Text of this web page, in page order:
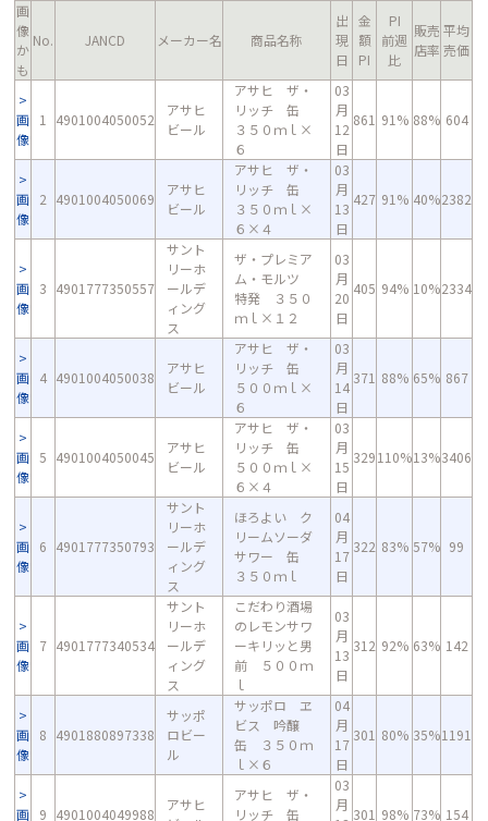
画
像
か
も
No. JANCD メーカー名 商品名称
出
現
日
金
額
PI
PI
前週
比
販売
店率
平均
売価
画
像
1 4901004050052
アサヒ
ビール
アサヒ ザ・
リッチ 缶
３５０ｍｌ×
６
03
月
12
日
861 91% 88% 604
画
像
2 4901004050069
アサヒ
ビール
アサヒ ザ・
リッチ 缶
３５０ｍｌ×
６×４
03
月
13
日
427 91% 40%2382
画
像
3 4901777350557
サント
リーホ
ールデ
ィング
ス
ザ・プレミア
ム・モルツ
特発 ３５０
ｍｌ×１２
03
月
20
日
405 94% 10%2334
画
像
4 4901004050038
アサヒ
ビール
アサヒ ザ・
リッチ 缶
５００ｍｌ×
６
03
月
14
日
371 88% 65% 867
画
像
5 4901004050045
アサヒ
ビール
アサヒ ザ・
リッチ 缶
５００ｍｌ×
６×４
03
月
15
日
329110%13%3406
画
像
6 4901777350793
サント
リーホ
ールデ
ィング
ス
ほろよい ク
リームソーダ
サワー 缶
３５０ｍｌ
04
月
17
日
322 83% 57% 99
画
像
7 4901777340534
サント
リーホ
ールデ
ィング
ス
こだわり酒場
のレモンサワ
ーキリッと男
前 ５００ｍ
ｌ
03
月
13
日
312 92% 63% 142
画
像
8 4901880897338
サッポ
ロビー
ル
サッポロ ヱ
ビス 吟醸
缶 ３５０ｍ
ｌ×６
04
月
17
日
301 80% 35%1191
画 9 4901004049988
アサヒ
アサヒ ザ・
リッチ 缶
03
月
301 98% 73% 154